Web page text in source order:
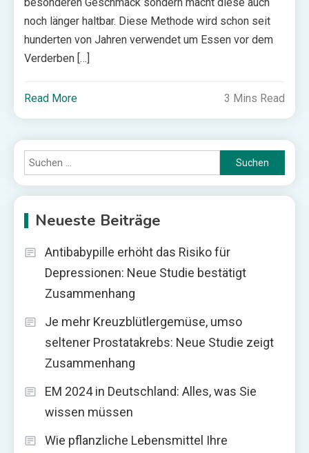
besonderen Geschmack sondern macht diese auch
noch länger haltbar. Diese Methode wird schon seit
hunderten von Jahren verwendet um Essen vor dem
Verderben […]
Read More 3 Mins Read
Suchen
nach:
Neueste Beiträge
Antibabypille erhöht das Risiko für
Depressionen: Neue Studie bestätigt
Zusammenhang
Je mehr Kreuzblütlergemüse, umso
seltener Prostatakrebs: Neue Studie zeigt
Zusammenhang
EM 2024 in Deutschland: Alles, was Sie
wissen müssen
Wie pflanzliche Lebensmittel Ihre